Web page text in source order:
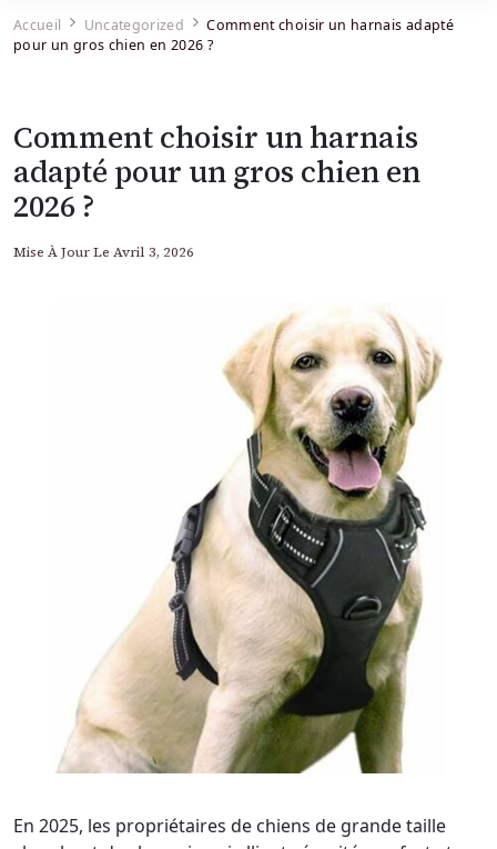
Accueil Uncategorized
Comment choisir un harnais adapté
pour un gros chien en 2026 ?
Comment choisir un harnais
adapté pour un gros chien en
2026 ?
Mise À Jour Le Avril 3, 2026
En 2025, les propriétaires de chiens de grande taille